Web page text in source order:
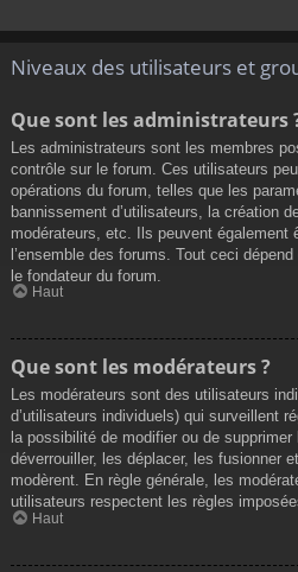
Niveaux des utilisateurs et
Que sont les administrateurs
Les administrateurs sont les membres
contrôle sur le forum. Ces utilisateurs
opérations du forum, telles que les
bannissement d’utilisateurs, la création
modérateurs, etc. Ils peuvent également
l’ensemble des forums. Tout ceci
le fondateur du forum.
Haut
Que sont les modérateurs ?
Les modérateurs sont des utilisateurs
d’utilisateurs individuels) qui surveillent
la possibilité de modifier ou de
déverrouiller, les déplacer, les fusionner
modèrent. En règle générale, les
utilisateurs respectent les règles
Haut